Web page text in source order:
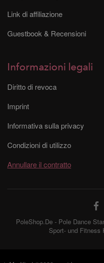
Link di affiliazione
Guestbook & Recensioni
Informazioni legali
Diritto di revoca
Imprint
Informativa sulla privacy
Condizioni di utilizzo
Annullare il contratto
PoleShop.De - Pole Dance
Sport- und Fitness